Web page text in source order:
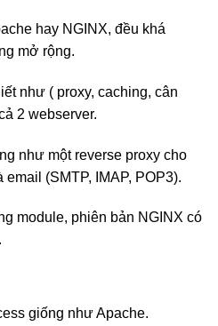
hay NGINX, đều khá
mở rộng.
như ( proxy, caching, cân
2 webserver.
như một reverse proxy cho
(SMTP, IMAP, POP3).
module, phiên bản NGINX có
giống như Apache.